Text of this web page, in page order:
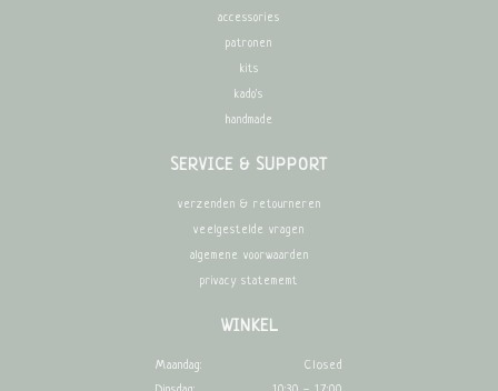
accessories
patronen
kits
kado's
handmade
SERVICE & SUPPORT
verzenden & retourneren
veelgestelde vragen
algemene voorwaarden
privacy statememt
WINKEL
Maandag:
Closed